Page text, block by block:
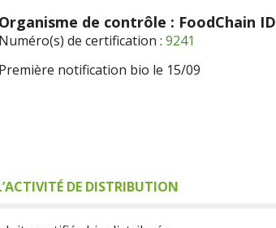
Organisme de contrôle : FoodChain ID
Numéro(s) de certification : 9241
Première notification bio le 15/09
DE DISTRIBUTION